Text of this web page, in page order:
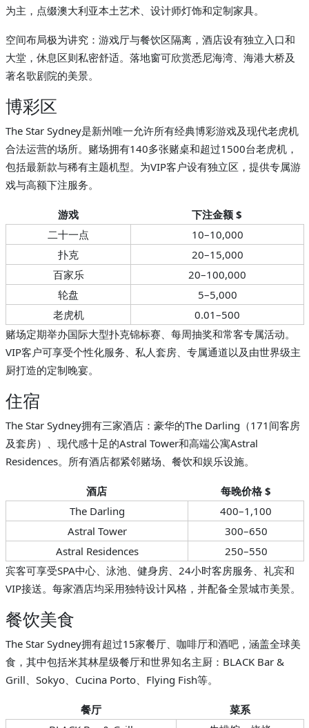
为主，点缀澳大利亚本土艺术、设计师灯饰和定制家具。
空间布局极为讲究：游戏厅与餐饮区隔离，酒店设有独立入口和
大堂，休息区则私密舒适。落地窗可欣赏悉尼海湾、海港大桥及
著名歌剧院的美景。
博彩区
The Star Sydney是新州唯一允许所有经典博彩游戏及现代老虎机
合法运营的场所。赌场拥有140多张赌桌和超过1500台老虎机，
包括最新款与稀有主题机型。为VIP客户设有独立区，提供专属游
戏与高额下注服务。
游戏
下注金额 $
二十一点
10–10,000
扑克
20–15,000
百家乐
20–100,000
轮盘
5–5,000
老虎机
0.01–500
赌场定期举办国际大型扑克锦标赛、每周抽奖和常客专属活动。
VIP客户可享受个性化服务、私人套房、专属通道以及由世界级主
厨打造的定制晚宴。
住宿
The Star Sydney拥有三家酒店：豪华的The Darling（171间客房
及套房）、现代感十足的Astral Tower和高端公寓Astral
Residences。所有酒店都紧邻赌场、餐饮和娱乐设施。
酒店
每晚价格 $
The Darling
400–1,100
Astral Tower
300–650
Astral Residences
250–550
宾客可享受SPA中心、泳池、健身房、24小时客房服务、礼宾和
VIP接送。每家酒店均采用独特设计风格，并配备全景城市美景。
餐饮美食
The Star Sydney拥有超过15家餐厅、咖啡厅和酒吧，涵盖全球美
食，其中包括米其林星级餐厅和世界知名主厨：BLACK Bar &
Grill、Sokyo、Cucina Porto、Flying Fish等。
餐厅
菜系